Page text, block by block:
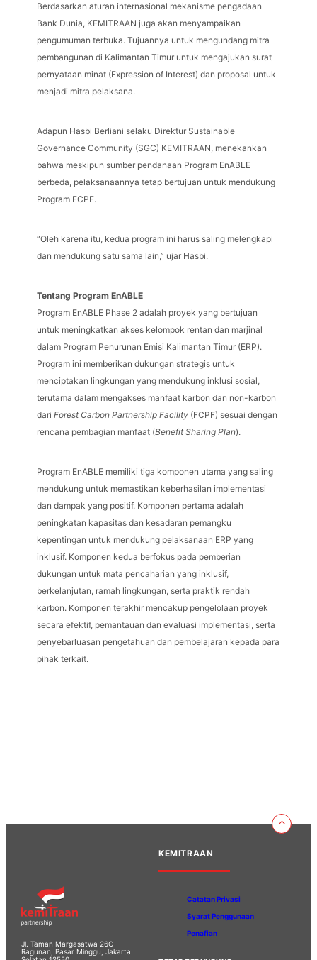
Berdasarkan aturan internasional mekanisme pengadaan
Bank Dunia, KEMITRAAN juga akan menyampaikan
pengumuman terbuka. Tujuannya untuk mengundang mitra
pembangunan di Kalimantan Timur untuk mengajukan surat
pernyataan minat (Expression of Interest) dan proposal untuk
menjadi mitra pelaksana.
Adapun Hasbi Berliani selaku Direktur Sustainable
Governance Community (SGC) KEMITRAAN, menekankan
bahwa meskipun sumber pendanaan Program EnABLE
berbeda, pelaksanaannya tetap bertujuan untuk mendukung
Program FCPF.
“Oleh karena itu, kedua program ini harus saling melengkapi
dan mendukung satu sama lain,” ujar Hasbi.
Tentang Program EnABLE
Program EnABLE Phase 2 adalah proyek yang bertujuan
untuk meningkatkan akses kelompok rentan dan marjinal
dalam Program Penurunan Emisi Kalimantan Timur (ERP).
Program ini memberikan dukungan strategis untuk
menciptakan lingkungan yang mendukung inklusi sosial,
terutama dalam mengakses manfaat karbon dan non-karbon
dari Forest Carbon Partnership Facility (FCPF) sesuai dengan
rencana pembagian manfaat (Benefit Sharing Plan).
Program EnABLE memiliki tiga komponen utama yang saling
mendukung untuk memastikan keberhasilan implementasi
dan dampak yang positif. Komponen pertama adalah
peningkatan kapasitas dan kesadaran pemangku
kepentingan untuk mendukung pelaksanaan ERP yang
inklusif. Komponen kedua berfokus pada pemberian
dukungan untuk mata pencaharian yang inklusif,
berkelanjutan, ramah lingkungan, serta praktik rendah
karbon. Komponen terakhir mencakup pengelolaan proyek
secara efektif, pemantauan dan evaluasi implementasi, serta
penyebarluasan pengetahuan dan pembelajaran kepada para
pihak terkait.
Jl. Taman Margasatwa 26C
Ragunan, Pasar Minggu, Jakarta
KEMITRAAN
Catatan Privasi
Syarat Penggunaan
Penafian